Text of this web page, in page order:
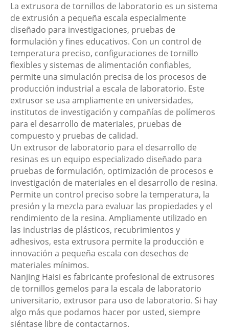
La extrusora de tornillos de laboratorio es un sistema
de extrusión a pequeña escala especialmente
diseñado para investigaciones, pruebas de
formulación y fines educativos. Con un control de
temperatura preciso, configuraciones de tornillo
flexibles y sistemas de alimentación confiables,
permite una simulación precisa de los procesos de
producción industrial a escala de laboratorio. Este
extrusor se usa ampliamente en universidades,
institutos de investigación y compañías de polímeros
para el desarrollo de materiales, pruebas de
compuesto y pruebas de calidad.
Un extrusor de laboratorio para el desarrollo de
resinas es un equipo especializado diseñado para
pruebas de formulación, optimización de procesos e
investigación de materiales en el desarrollo de resina.
Permite un control preciso sobre la temperatura, la
presión y la mezcla para evaluar las propiedades y el
rendimiento de la resina. Ampliamente utilizado en
las industrias de plásticos, recubrimientos y
adhesivos, esta extrusora permite la producción e
innovación a pequeña escala con desechos de
materiales mínimos.
Nanjing Haisi es fabricante profesional de extrusores
de tornillos gemelos para la escala de laboratorio
universitario, extrusor para uso de laboratorio. Si hay
algo más que podamos hacer por usted, siempre
siéntase libre de contactarnos.